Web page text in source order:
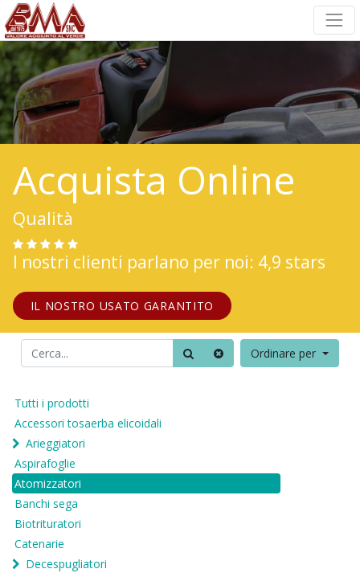
Acquista Online
Qualità
I nostri clienti parlano per noi: 4,9 stars
IL NOSTRO USATO GARANTITO
Ordinare per
Tutti i prodotti
Accessori tosaerba elicoidali
Arieggiatori
Aspirafoglie
Atomizzatori
Banchi sega
Biotrituratori
Catenarie
Decespugliatori